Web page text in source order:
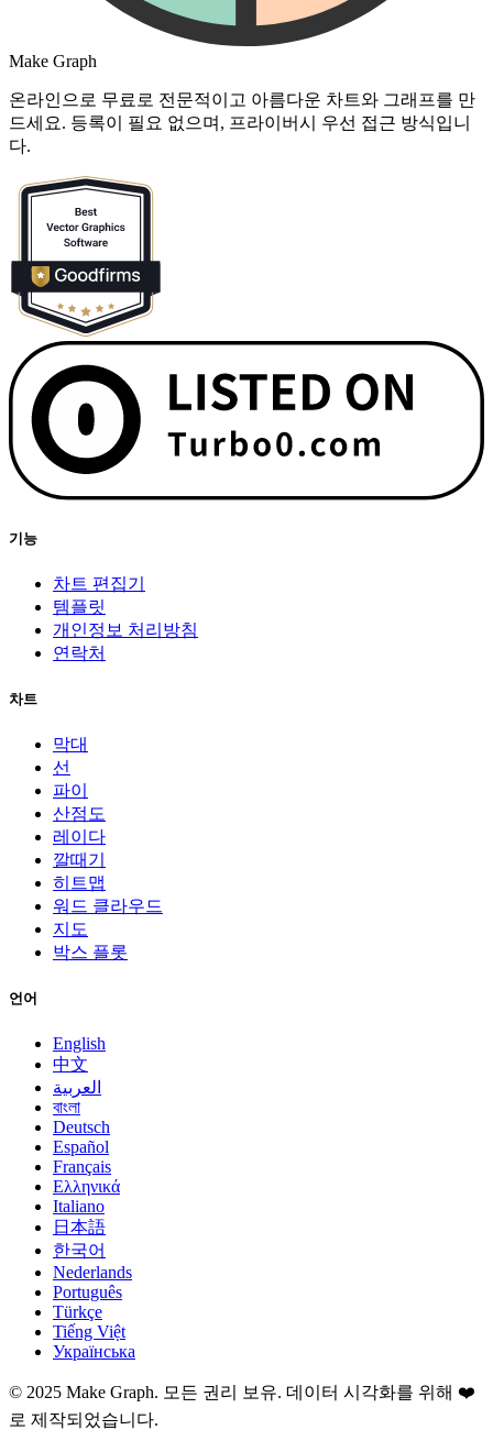
Make Graph
온라인으로 무료로 전문적이고 아름다운 차트와 그래프를 만
드세요. 등록이 필요 없으며, 프라이버시 우선 접근 방식입니
다.
기능
차트 편집기
템플릿
개인정보 처리방침
연락처
차트
막대
선
파이
산점도
레이다
깔때기
히트맵
워드 클라우드
지도
박스 플롯
언어
English
中文
العربية
বাংলা
Deutsch
Español
Français
Ελληνικά
Italiano
日本語
한국어
Nederlands
Português
Türkçe
Tiếng Việt
Українська
© 2025 Make Graph. 모든 권리 보유. 데이터 시각화를 위해 ❤️
로 제작되었습니다.